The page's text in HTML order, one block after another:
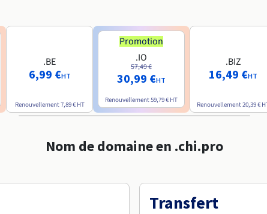
.BE
6,99 €HT
Renouvellement7,89 € HT
Promotion
.IO
57,49 €
30,99 €HT
Renouvellement59,79 € HT
.BIZ
16,49 €HT
Renouvellement20,39 €
Nom de domaine en .chi.pro
Transfert